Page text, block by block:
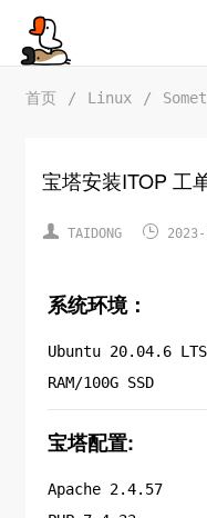
首页 / Linux /
宝塔安装ITOP 工
 TAIDONG 
系统环境：
Ubuntu 20.04.6
RAM/100G SSD
宝塔配置:
Apache 2.4.57